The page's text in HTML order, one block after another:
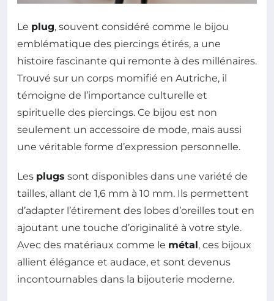
Le plug, souvent considéré comme le bijou
emblématique des piercings étirés, a une
histoire fascinante qui remonte à des millénaires.
Trouvé sur un corps momifié en Autriche, il
témoigne de l’importance culturelle et
spirituelle des piercings. Ce bijou est non
seulement un accessoire de mode, mais aussi
une véritable forme d’expression personnelle.
Les plugs sont disponibles dans une variété de
tailles, allant de 1,6 mm à 10 mm. Ils permettent
d’adapter l’étirement des lobes d’oreilles tout en
ajoutant une touche d’originalité à votre style.
Avec des matériaux comme le métal, ces bijoux
allient élégance et audace, et sont devenus
incontournables dans la bijouterie moderne.